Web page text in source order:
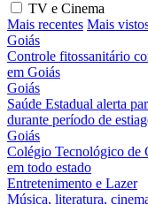
TV e Cinema
Mais recentes Mais
Goiás
Controle fitossanitário
em Goiás
Goiás
Saúde Estadual alerta
durante período de
Goiás
Colégio Tecnológico de
em todo estado
Entretenimento e Lazer
Música, literatura,